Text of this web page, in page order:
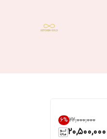
۲۲٬۰۰۰٬۰۰۰ 6%
20,500,000